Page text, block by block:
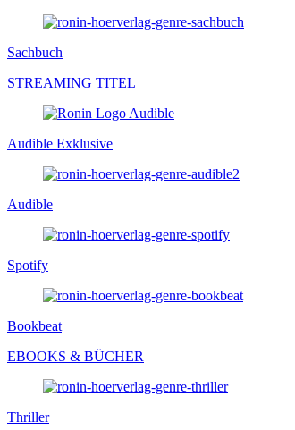
Sachbuch
STREAMING TITEL
Audible Exklusive
Audible
Spotify
Bookbeat
EBOOKS & BÜCHER
Thriller